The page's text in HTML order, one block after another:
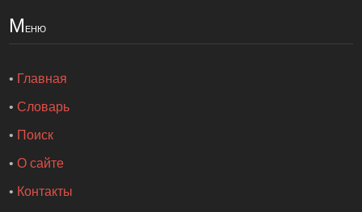
Меню
• Главная
•Словарь
• Поиск
•О сайте
• Контакты